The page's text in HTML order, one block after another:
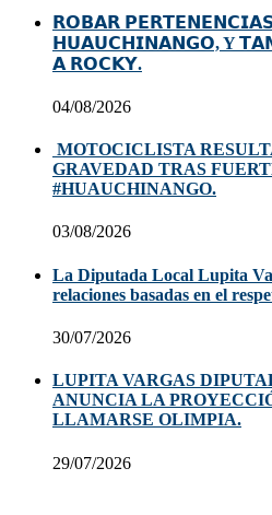
𝗥𝗢𝗕𝗔𝗥
𝗛𝗨𝗔𝗨𝗖𝗛𝗜𝗡𝗔𝗡𝗚𝗢, Y
𝗔 𝗥𝗢𝗖𝗞𝗬.
04/08/2026
MOTOCICLISTA
GRAVEDAD TRAS
#HUAUCHINANGO.
03/08/2026
La Diputada Local Lupita
relaciones basadas en el
30/07/2026
LUPITA VARGAS
ANUNCIA LA
LLAMARSE OLIMPIA.
29/07/2026